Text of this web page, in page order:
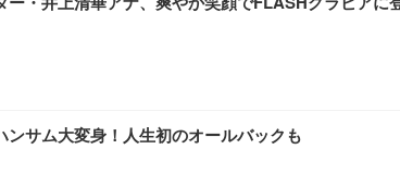
サム大変身！人生初のオールバックも